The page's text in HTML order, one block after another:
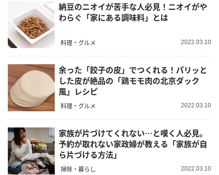
納豆のニオイが苦手な人必見！ニオイがや
わらぐ「家にある調味料」とは
料理・グルメ 2022.03.10
余った「餃子の皮」でつくれる！パリッと
した皮が絶品の「鶏モモ肉の北京ダック
風」レシピ
料理・グルメ 2022.03.10
家族が片づけてくれない…と嘆く人必見。
予約が取れない家政婦が教える「家族が自
ら片づける方法」
掃除・暮らし 2022.03.10